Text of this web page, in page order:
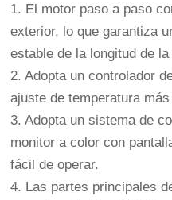
1. El motor paso a paso
exterior, lo que garantiza
estable de la longitud de la
2. Adopta un controlador
ajuste de temperatura
3. Adopta un sistema de
monitor a color con
fácil de operar.
4. Las partes principales